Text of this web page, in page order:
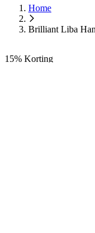
Home
Brilliant Liba
15% Korting